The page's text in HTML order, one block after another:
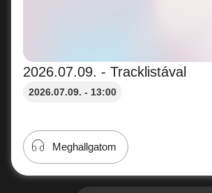
2026.07.09. - Tracklistával
2026.07.09. - 13:00
Meghallgatom